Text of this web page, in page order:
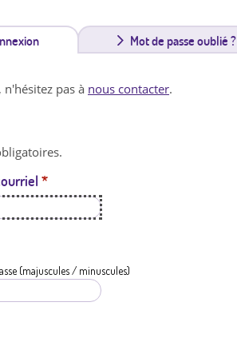
n
l
e
Mot de passe oublié ?
pas à nous contacter.
*
(majuscules / minuscules)